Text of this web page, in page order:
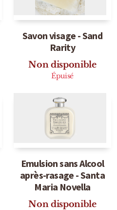
Savon visage - Sand
Rarity
Non disponible
Épuisé
Emulsion sans Alcool
après-rasage - Santa
Maria Novella
Non disponible